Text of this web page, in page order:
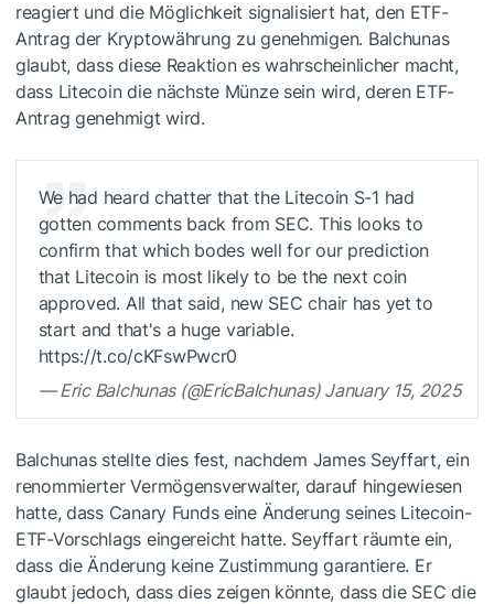
reagiert und die Möglichkeit signalisiert hat, den ETF-
Antrag der Kryptowährung zu genehmigen. Balchunas
glaubt, dass diese Reaktion es wahrscheinlicher macht,
dass Litecoin die nächste Münze sein wird, deren ETF-
Antrag genehmigt wird.
We had heard chatter that the Litecoin S-1 had
gotten comments back from SEC. This looks to
confirm that which bodes well for our prediction
that Litecoin is most likely to be the next coin
approved. All that said, new SEC chair has yet to
start and that's a huge variable.
https://t.co/cKFswPwcr0
— Eric Balchunas (@EricBalchunas) January 15, 2025
Balchunas stellte dies fest, nachdem James Seyffart, ein
renommierter Vermögensverwalter, darauf hingewiesen
hatte, dass Canary Funds eine Änderung seines Litecoin-
ETF-Vorschlags eingereicht hatte. Seyffart räumte ein,
dass die Änderung keine Zustimmung garantiere. Er
glaubt jedoch, dass dies zeigen könnte, dass die SEC die